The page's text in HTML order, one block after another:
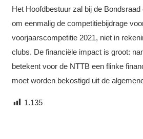
Het Hoofdbestuur zal bij de
om eenmalig de competitiebijdrage
voorjaarscompetitie 2021, niet in
clubs. De financiële impact is groot:
betekent voor de NTTB een flinke
moet worden bekostigd uit de
1.135